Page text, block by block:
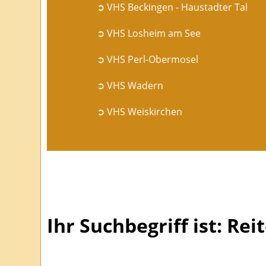
➲ VHS Beckingen - Haustadter Tal
➲ VHS Losheim am See
➲ VHS Perl-Obermosel
➲ VHS Wadern
➲ VHS Weiskirchen
Ihr Suchbegriff ist: